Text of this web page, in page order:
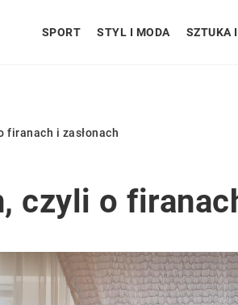
SPORT STYL I MODA SZTUKA
firanach i zasłonach
czyli o